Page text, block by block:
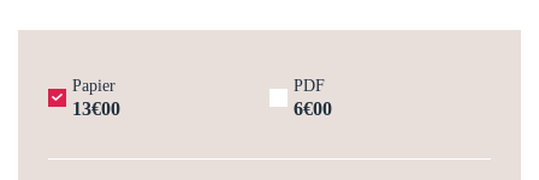
Papier
13€00
PDF
6€00